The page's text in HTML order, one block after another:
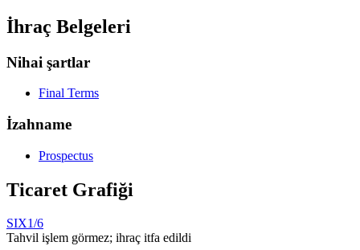
İhraç Belgeleri
Nihai şartlar
Final Terms
İzahname
Prospectus
Ticaret Grafiği
SIX1/6
Tahvil işlem görmez; ihraç itfa edildi